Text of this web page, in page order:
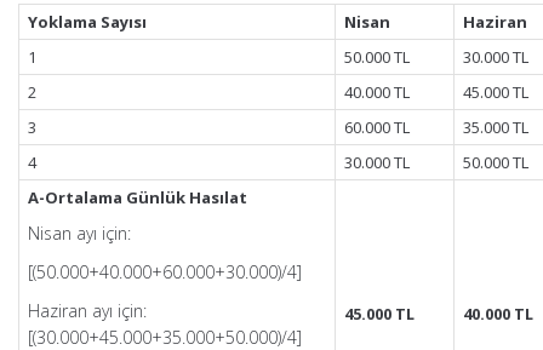
Yoklama Sayısı Nisan
Haziran
1
50.000 TL
30.000 TL
2
40.000 TL
45.000 TL
3
60.000 TL
35.000 TL
4
30.000 TL
50.000 TL
A-Ortalama Günlük Hasılat
Nisan ayı için:
[(50.000+40.000+60.000+30.000)/4]
Haziran ayı için:
[(30.000+45.000+35.000+50.000)/4]
45.000 TL 40.000 TL